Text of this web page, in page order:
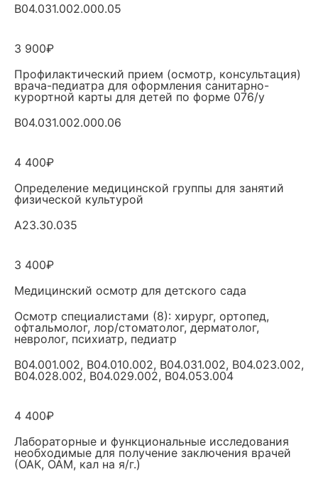
B04.031.002.000.05
3 900₽
Профилактический прием (осмотр, консультация)
врача-педиатра для оформления санитарно-
курортной карты для детей по форме 076/у
B04.031.002.000.06
4 400₽
Определение медицинской группы для занятий
физической культурой
A23.30.035
3 400₽
Медицинский осмотр для детского сада
Осмотр специалистами (8): хирург, ортопед,
офтальмолог, лор/стоматолог, дерматолог,
невролог, психиатр, педиатр
B04.001.002, B04.010.002, B04.031.002, B04.023.002,
B04.028.002, B04.029.002, B04.053.004
4 400₽
Лабораторные и функциональные исследования
необходимые для получение заключения врачей
(ОАК, ОАМ, кал на я/г.)